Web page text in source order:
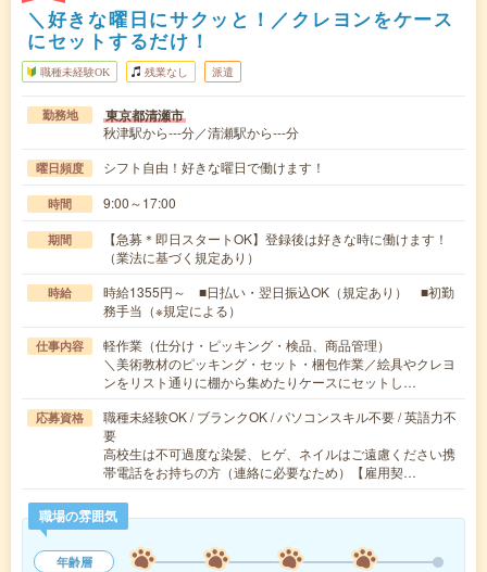
＼好きな曜日にサクッと！／クレヨンをケース
にセットするだけ！
職種未経験OK 残業なし 派遣
勤務地 東京都清瀬市
秋津駅から---分／清瀬駅から---分
曜日頻度 シフト自由！好きな曜日で働けます！
時間 9:00～17:00
期間
【急募＊即日スタートOK】登録後は好きな時に働けます！
（業法に基づく規定あり）
時給
時給1355円～ ■日払い・翌日振込OK（規定あり） ■初勤
務手当（※規定による）
仕事内容
軽作業（仕分け・ピッキング・検品、商品管理）
＼美術教材のピッキング・セット・梱包作業／絵具やクレヨ
ンをリスト通りに棚から集めたりケースにセットし…
応募資格
職種未経験OK / ブランクOK / パソコンスキル不要 / 英語力不
要
高校生は不可過度な染髪、ヒゲ、ネイルはご遠慮ください携
帯電話をお持ちの方（連絡に必要なため）【雇用契…
職場の雰囲気
年齢層